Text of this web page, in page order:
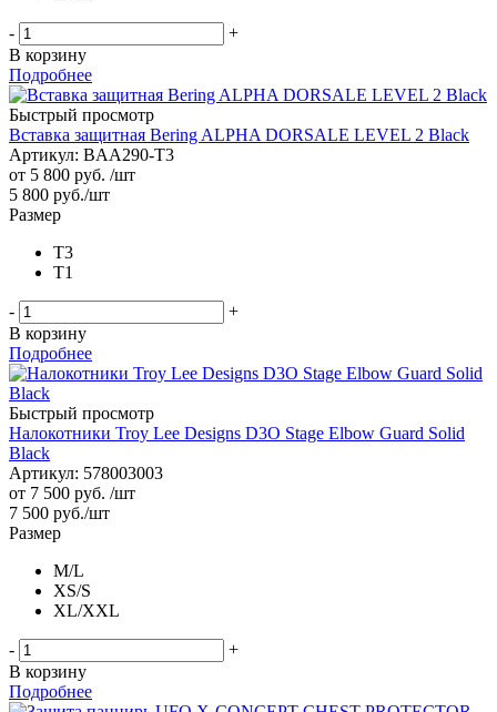
-
+
В корзину
Подробнее
Быстрый просмотр
Вставка защитная Bering ALPHA DORSALE LEVEL 2 Black
Артикул: BAA290-T3
от 5 800 руб. /шт
5 800 руб./шт
Размер
T3
T1
-
+
В корзину
Подробнее
Быстрый просмотр
Налокотники Troy Lee Designs D3O Stage Elbow Guard Solid
Black
Артикул: 578003003
от 7 500 руб. /шт
7 500 руб./шт
Размер
M/L
XS/S
XL/XXL
-
+
В корзину
Подробнее